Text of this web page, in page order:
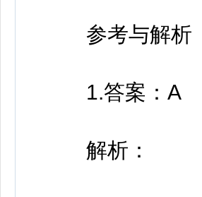
参考与解析
1.答案：A
解析：